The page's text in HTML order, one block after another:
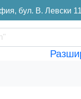
бул. В. Левски